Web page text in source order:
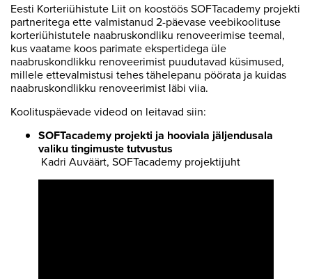
Eesti Korteriühistute Liit on koostöös SOFTacademy projekti
partneritega ette valmistanud 2-päevase veebikoolituse
korteriühistutele naabruskondliku renoveerimise teemal,
kus vaatame koos parimate ekspertidega üle
naabruskondlikku renoveerimist puudutavad küsimused,
millele ettevalmistusi tehes tähelepanu pöörata ja kuidas
naabruskondlikku renoveerimist läbi viia.
Koolituspäevade videod on leitavad siin:
SOFTacademy projekti ja hooviala jäljendusala
valiku tingimuste tutvustus
Kadri Auväärt, SOFTacademy projektijuht